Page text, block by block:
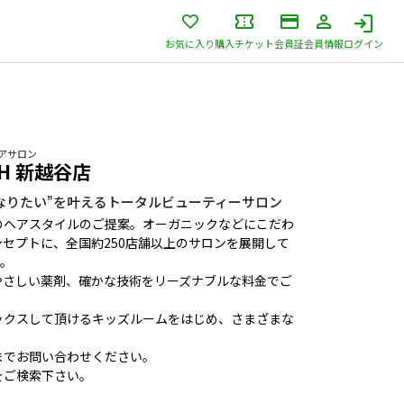
お気に入り購入チケット会員証会員情報ログイン
サロン
新越谷店
たい”を叶えるトータルビューティーサロン
アスタイルのご提案。オーガニックなどにこだわ
プトに、全国約250店舗以上のサロンを展開して
しい薬剤、確かな技術をリーズナブルな料金でご
スして頂けるキッズルームをはじめ、さまざまな
お問い合わせください。
検索下さい。